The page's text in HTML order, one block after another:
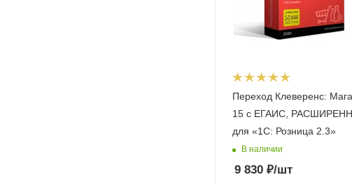
Переход Клеверенс:
15 с ЕГАИС,
для «1С: Розница 2.3»
В наличии
9 830 ₽/шт